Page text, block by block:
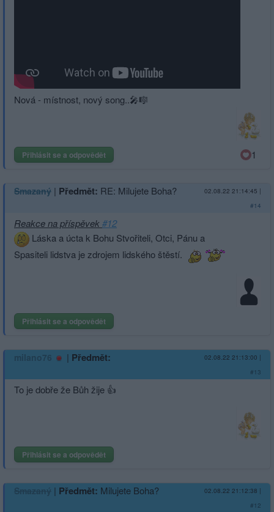
Nová - místnost, nový song..🎤🎼
Přihlásit se a odpovědět 1
Smazaný | Předmět: RE: Milujete Boha? 02.08.22 21:14:45 |
#14
Reakce na příspěvek#12
Láska a úcta k Bohu Stvořiteli, Otci, Pánu a
Spasiteli lidstva je zdrojem lidského štěstí.
Přihlásit se a odpovědět
milano76 | Předmět: 02.08.22 21:13:00 |
#13
To je dobře že Bůh žije 👍
Přihlásit se a odpovědět
Smazaný | Předmět: Milujete Boha? 02.08.22 21:12:38 |
#12